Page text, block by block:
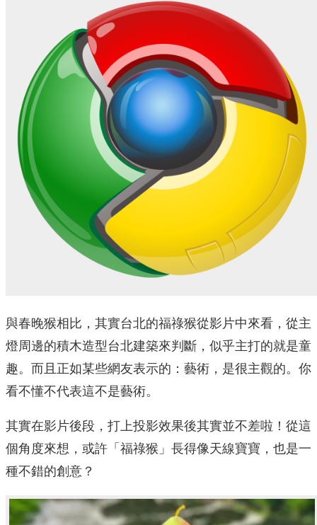
與春晚猴相比，其實台北的福祿猴從影片中來看，從主
燈周邊的積木造型台北建築來判斷，似乎主打的就是童
趣。而且正如某些網友表示的：藝術，是很主觀的。你
看不懂不代表這不是藝術。
其實在影片後段，打上投影效果後其實並不差啦！從這
個角度來想，或許「福祿猴」長得像天線寶寶，也是一
種不錯的創意？